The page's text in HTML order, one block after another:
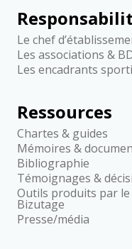
Le chef
Les associations &
Les encadrants
Ressources
Chartes & guides
Mémoires &
Bibliographie
Témoignages &
Outils produits par
Bizutage
Presse/média